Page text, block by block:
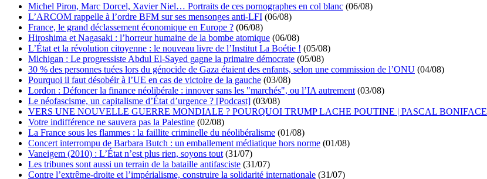
Michel Piron, Marc Dorcel, Xavier Niel… Portraits de ces pornographes en col blanc (06/08)
L’ARCOM rappelle à l’ordre BFM sur ses mensonges anti-LFI (06/08)
France, le grand déclassement économique en Europe ? (06/08)
Hiroshima et Nagasaki : l’horreur humaine de la bombe atomique (06/08)
L’État et la révolution citoyenne : le nouveau livre de l’Institut La Boétie ! (05/08)
Michigan : Le progressiste Abdul El-Sayed gagne la primaire démocrate (05/08)
30 % des personnes tuées lors du génocide de Gaza étaient des enfants, selon une commission de l’ONU (04/08)
Pourquoi il faut désobéir à l’UE en cas de victoire de la gauche (03/08)
Lordon : Défoncer la finance néolibérale : innover sans les "marchés", ou l’IA autrement (03/08)
Le néofascisme, un capitalisme d’État d’urgence ? [Podcast] (03/08)
VERS UNE NOUVELLE GUERRE MONDIALE ? POURQUOI TRUMP LACHE POUTINE | PASCAL BONIFACE
Votre indifférence ne sauvera pas la Palestine (02/08)
La France sous les flammes : la faillite criminelle du néolibéralisme (01/08)
Concert interrompu de Barbara Butch : un emballement médiatique hors norme (01/08)
Vaneigem (2010) : L’État n’est plus rien, soyons tout (31/07)
Les tribunes sont aussi un terrain de la bataille antifasciste (31/07)
Contre l’extrême-droite et l’impérialisme, construire la solidarité internationale (31/07)